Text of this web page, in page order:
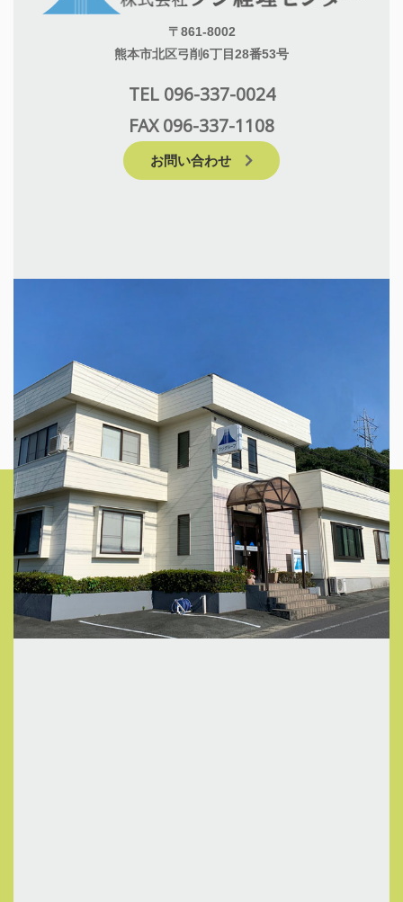
〒861-8002
熊本市北区弓削6丁目28番53号
TEL 096-337-0024
FAX 096-337-1108
お問い合わせ